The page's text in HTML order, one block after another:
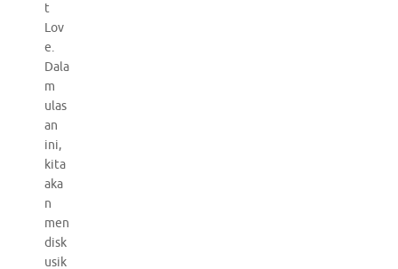
t
Lov
e.
Dala
m
ulas
an
ini,
kita
aka
n
men
disk
usik